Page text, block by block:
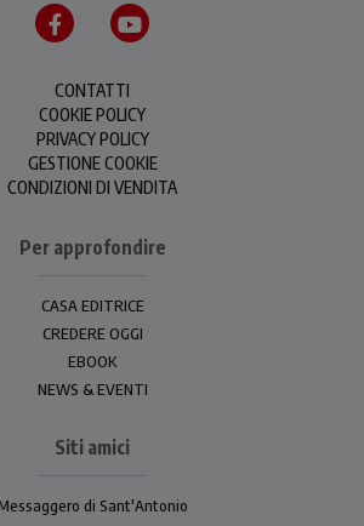
CONTATTI
COOKIE POLICY
PRIVACY POLICY
GESTIONE COOKIE
CONDIZIONI DI VENDITA
Per approfondire
CASA EDITRICE
CREDERE OGGI
EBOOK
NEWS & EVENTI
Siti amici
di Sant'Antonio